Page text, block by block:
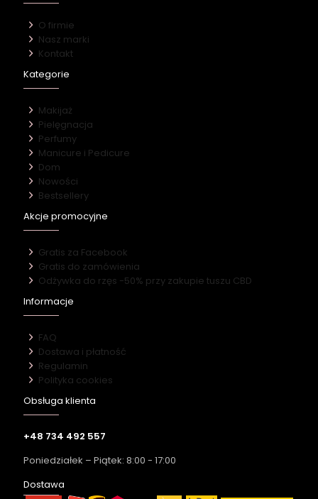
O firmie
Nasz marki
Kontakt
Kategorie
Makijaż
Pielęgnacja
Perfumy
Manicure i Pedicure
Dom
Nowości
Bestsellery
Akcje promocyjne
Gratis za Facebook
Gratis do zamówienia
Odżywka do rzęs -50% przy zakupie tuszu CBD
Informacje
FAQ
Dostawa i płatność
Regulamin
Polityka cookies
Obsługa klienta
+48 734 492 557
Poniedziałek – Piątek: 8:00 - 17:00
Dostawa